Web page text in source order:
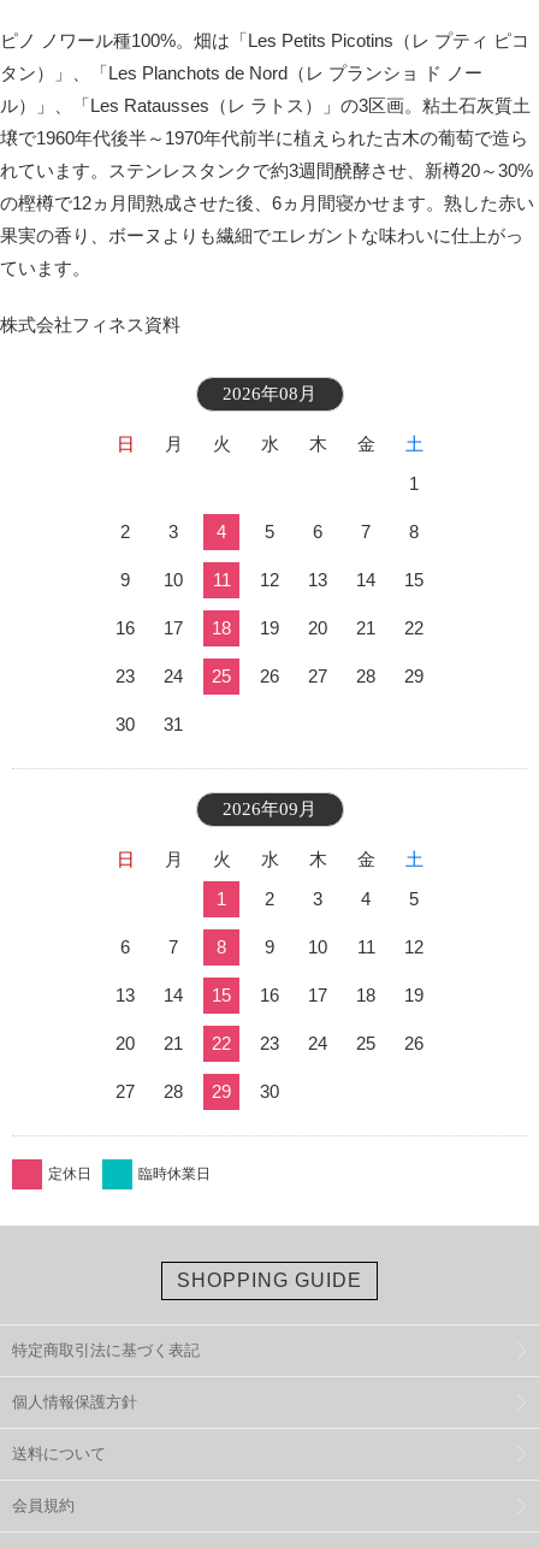
ピノ ノワール種100%。畑は「Les Petits Picotins（レ プティ ピコ
タン）」、「Les Planchots de Nord（レ プランショ ド ノー
ル）」、「Les Ratausses（レ ラトス）」の3区画。粘土石灰質土
壌で1960年代後半～1970年代前半に植えられた古木の葡萄で造ら
れています。ステンレスタンクで約3週間醗酵させ、新樽20～30%
の樫樽で12ヵ月間熟成させた後、6ヵ月間寝かせます。熟した赤い
果実の香り、ボーヌよりも繊細でエレガントな味わいに仕上がっ
ています。
株式会社フィネス資料
2026年08月
日 月 火 水 木 金
土
1
2 3 4 5 6 7 8
9 10 11 12 13 14 15
16 17 18 19 20 21 22
23 24 25 26 27 28 29
30 31
2026年09月
日 月 火 水 木 金
土
1
2 3 4 5
6 7 8 9 10 11 12
13 14 15 16 17 18 19
20 21 22 23 24 25 26
27 28 29 30
定休日 臨時休業日
SHOPPING GUIDE
特定商取引法に基づく表記
個人情報保護方針
送料について
会員規約